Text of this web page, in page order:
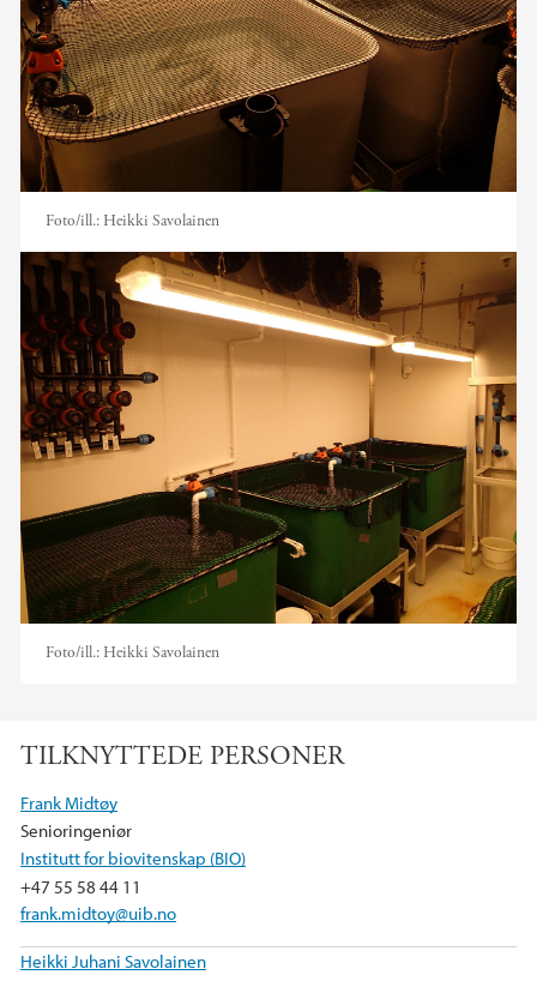
Foto/ill.: Heikki Savolainen
Foto/ill.: Heikki Savolainen
TILKNYTTEDE PERSONER
Frank Midtøy
Senioringeniør
Institutt for biovitenskap (BIO)
+47 55 58 44 11
frank.midtoy@uib.no
Heikki Juhani Savolainen